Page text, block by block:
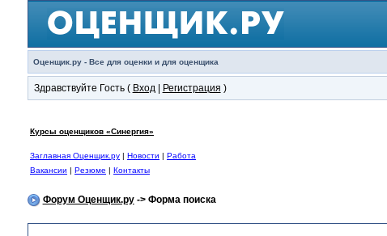
Оценщик.ру - Все для оценки и для оценщика
Здравствуйте Гость ( Вход| Регистрация )
Курсы оценщиков «Синергия»
Заглавная Оценщик.ру| Новости | Работа
Вакансии | Резюме | Контакты
Форум Оценщик.ру-> Форма поиска